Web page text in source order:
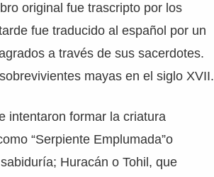
original fue trascripto por los
fue traducido al español por un
a través de sus sacerdotes.
mayas en el siglo XVII.
intentaron formar la criatura
“Serpiente Emplumada”o
Huracán o Tohil, que